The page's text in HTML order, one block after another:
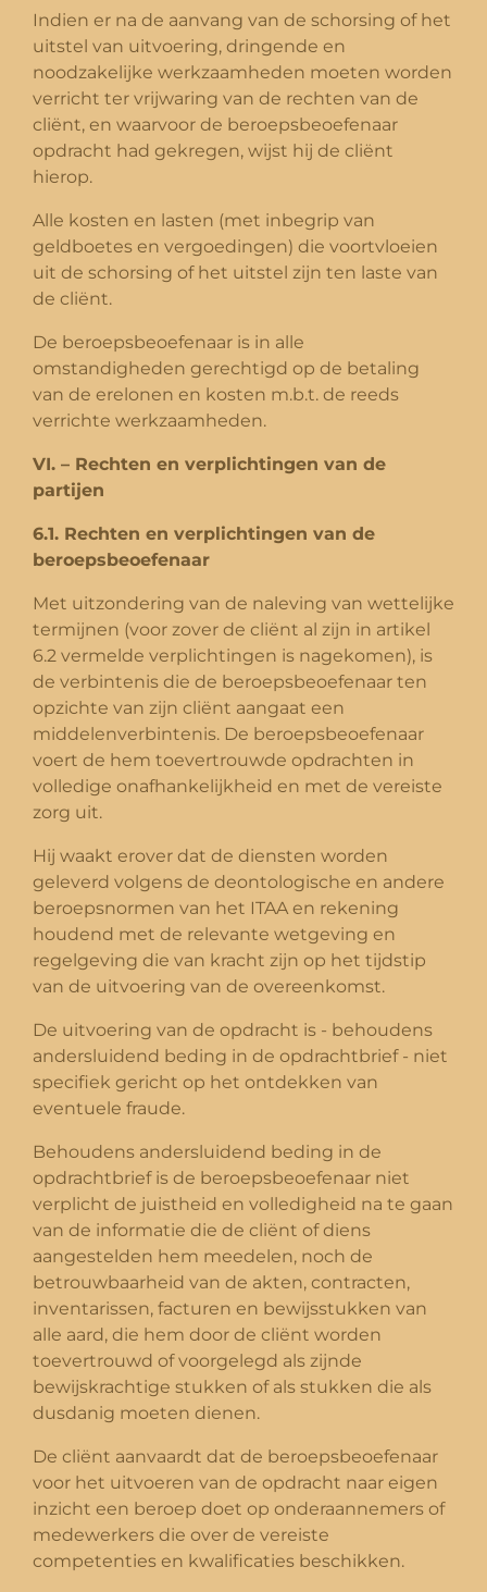
Indien er na de aanvang van de schorsing of het
uitstel van uitvoering, dringende en
noodzakelijke werkzaamheden moeten worden
verricht ter vrijwaring van de rechten van de
cliënt, en waarvoor de beroepsbeoefenaar
opdracht had gekregen, wijst hij de cliënt
hierop.
Alle kosten en lasten (met inbegrip van
geldboetes en vergoedingen) die voortvloeien
uit de schorsing of het uitstel zijn ten laste van
de cliënt.
De beroepsbeoefenaar is in alle
omstandigheden gerechtigd op de betaling
van de erelonen en kosten m.b.t. de reeds
verrichte werkzaamheden.
VI. – Rechten en verplichtingen van de
partijen
6.1. Rechten en verplichtingen van de
beroepsbeoefenaar
Met uitzondering van de naleving van wettelijke
termijnen (voor zover de cliënt al zijn in artikel
6.2 vermelde verplichtingen is nagekomen), is
de verbintenis die de beroepsbeoefenaar ten
opzichte van zijn cliënt aangaat een
middelenverbintenis. De beroepsbeoefenaar
voert de hem toevertrouwde opdrachten in
volledige onafhankelijkheid en met de vereiste
zorg uit.
Hij waakt erover dat de diensten worden
geleverd volgens de deontologische en andere
beroepsnormen van het ITAA en rekening
houdend met de relevante wetgeving en
regelgeving die van kracht zijn op het tijdstip
van de uitvoering van de overeenkomst.
De uitvoering van de opdracht is - behoudens
andersluidend beding in de opdrachtbrief - niet
specifiek gericht op het ontdekken van
eventuele fraude.
Behoudens andersluidend beding in de
opdrachtbrief is de beroepsbeoefenaar niet
verplicht de juistheid en volledigheid na te gaan
van de informatie die de cliënt of diens
aangestelden hem meedelen, noch de
betrouwbaarheid van de akten, contracten,
inventarissen, facturen en bewijsstukken van
alle aard, die hem door de cliënt worden
toevertrouwd of voorgelegd als zijnde
bewijskrachtige stukken of als stukken die als
dusdanig moeten dienen.
De cliënt aanvaardt dat de beroepsbeoefenaar
voor het uitvoeren van de opdracht naar eigen
inzicht een beroep doet op onderaannemers of
medewerkers die over de vereiste
competenties en kwalificaties beschikken.